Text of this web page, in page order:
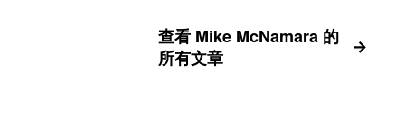
查看 Mike McNamara 的
所有文章